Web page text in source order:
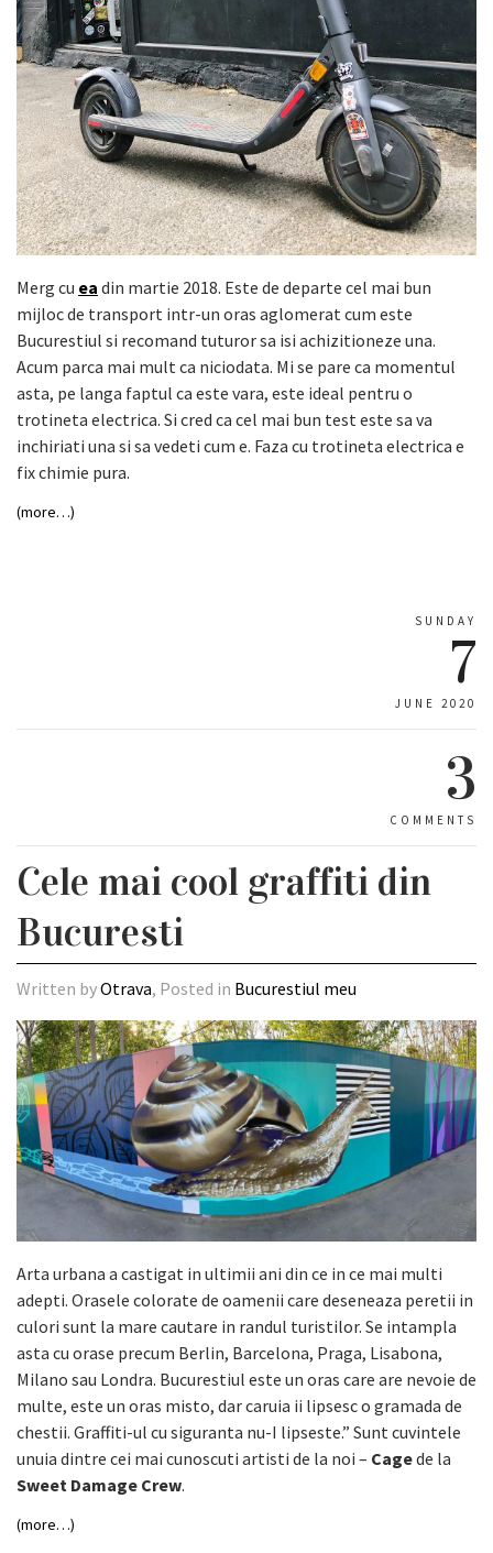
Merg cu ea din martie 2018. Este de departe cel mai bun
mijloc de transport intr-un oras aglomerat cum este
Bucurestiul si recomand tuturor sa isi achizitioneze una.
Acum parca mai mult ca niciodata. Mi se pare ca momentul
asta, pe langa faptul ca este vara, este ideal pentru o
trotineta electrica. Si cred ca cel mai bun test este sa va
inchiriati una si sa vedeti cum e. Faza cu trotineta electrica e
fix chimie pura.
(more…)
SUNDAY
7
JUNE 2020
3
COMMENTS
Cele mai cool graffiti din
Bucuresti
Written byOtrava, Posted in Bucurestiul meu
Arta urbana a castigat in ultimii ani din ce in ce mai multi
adepti. Orasele colorate de oamenii care deseneaza peretii in
culori sunt la mare cautare in randul turistilor. Se intampla
asta cu orase precum Berlin, Barcelona, Praga, Lisabona,
Milano sau Londra. Bucurestiul este un oras care are nevoie de
multe, este un oras misto, dar caruia ii lipsesc o gramada de
chestii. Graffiti-ul cu siguranta nu-I lipseste.” Sunt cuvintele
unuia dintre cei mai cunoscuti artisti de la noi – Cagede la
Sweet Damage Crew.
(more…)